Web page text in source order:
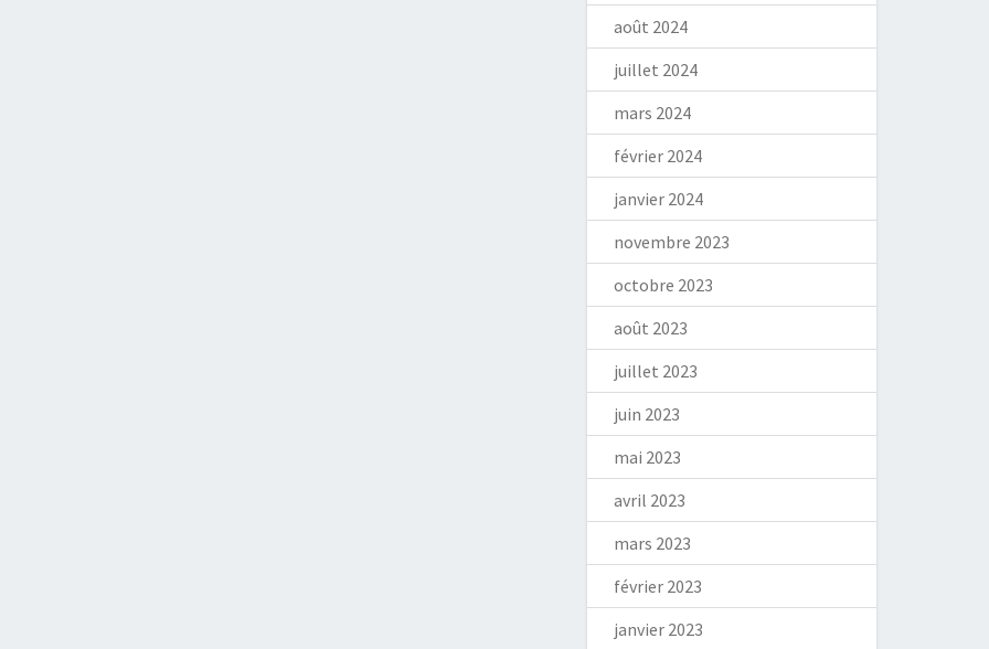
août 2024
juillet 2024
mars 2024
février 2024
janvier 2024
novembre 2023
octobre 2023
août 2023
juillet 2023
juin 2023
mai 2023
avril 2023
mars 2023
février 2023
janvier 2023